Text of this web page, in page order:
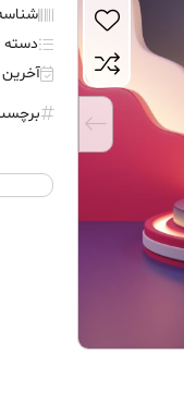
دسته
آخرین